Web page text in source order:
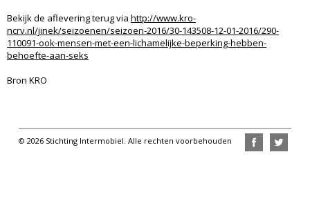
Bekijk de aflevering terug via http://www.kro-
ncrv.nl/jinek/seizoenen/seizoen-2016/30-143508-12-01-2016/290-
110091-ook-mensen-met-een-lichamelijke-beperking-hebben-
behoefte-aan-seks
Bron KRO
© 2026 Stichting Intermobiel. Alle rechten voorbehouden